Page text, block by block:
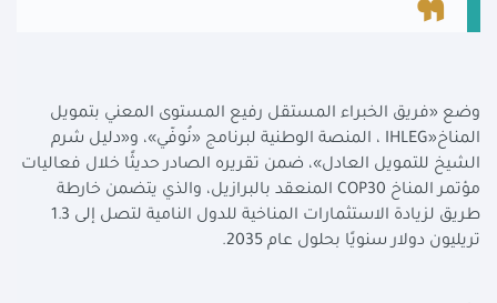
وضع «فريق الخبراء المستقل رفيع المستوى المعني بتمويل
المناخIHLEG» ، المنصة الوطنية لبرنامج «نُوفّي»، و«دليل شرم
الشيخ للتمويل العادل»، ضمن تقريره الصادر حديثًا خلال فعاليات
مؤتمر المناخ COP30 المنعقد بالبرازيل، والذي يتضمن خارطة
طريق لزيادة الاستثمارات المناخية للدول النامية لتصل إلى 1.3
تريليون دولار سنويًا بحلول عام 2035
.